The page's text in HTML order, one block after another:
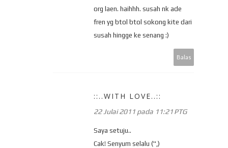
org laen. haihhh. susah nk ade
fren yg btol btol sokong kite dari
susah hingge ke senang :)
Balas
::..WITH LOVE..::
22 Julai 2011 pada 11:21 PTG
Saya setuju..
Cak! Senyum selalu ('',)